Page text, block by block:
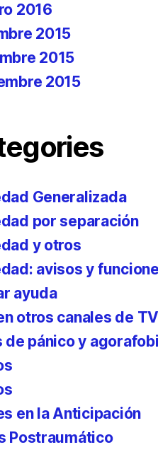
2016
2015
2015
2015
Generalizada
por separación
y otros
avisos y
ayuda
otros canales de TV
de pánico y
en la Anticipación
Postraumático